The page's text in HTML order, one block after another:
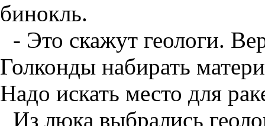
бинокль.
- Это скажут геологи.
Голконды набирать
Надо искать место для
Из люка выбрались